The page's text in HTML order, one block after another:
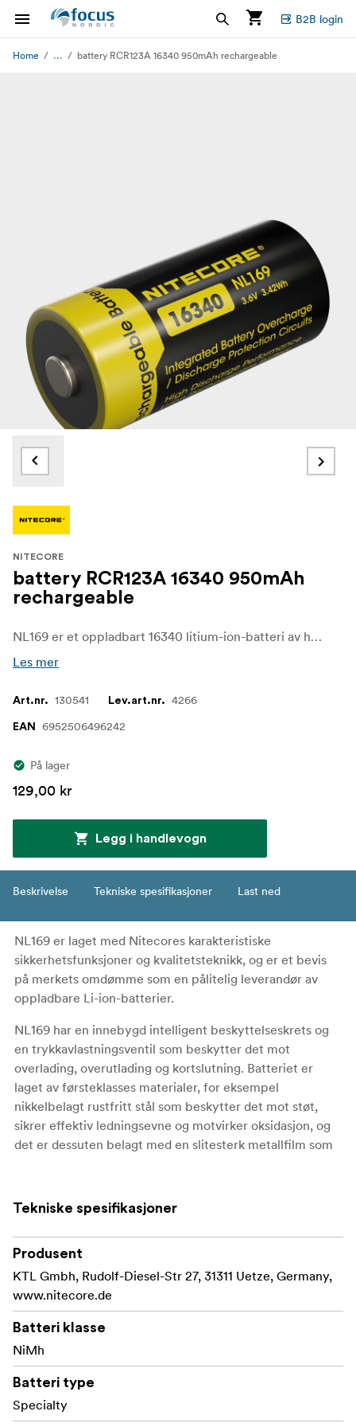
B2B login
Home ... battery RCR123A 16340 950mAh rechargeable
NITECORE
battery RCR123A 16340 950mAh
rechargeable
NL169 er et oppladbart 16340 litium-ion-batteri av høy kvalitet. Det har økt kapasiteten med 46 % til imponerende 950 mAh sammenlignet med forgjengeren NL166.
Les mer
Art.nr. 130541 Lev.art.nr. 4266
EAN 6952506496242
På lager
129,00 kr
Legg i handlevogn
Beskrivelse Tekniske spesifikasjoner Last ned
NL169 er laget med Nitecores karakteristiske
sikkerhetsfunksjoner og kvalitetsteknikk, og er et bevis
på merkets omdømme som en pålitelig leverandør av
oppladbare Li-ion-batterier.
NL169 har en innebygd intelligent beskyttelseskrets og
en trykkavlastningsventil som beskytter det mot
overlading, overutlading og kortslutning. Batteriet er
laget av førsteklasses materialer, for eksempel
nikkelbelagt rustfritt stål som beskytter det mot støt,
sikrer effektiv ledningsevne og motvirker oksidasjon, og
det er dessuten belagt med en slitesterk metallfilm som
kostnadseffektivt, men også til et miljøbevisst valg.
Kapasitet 950 mAh 3,6 V (3,42 Wh)
Diameter: 0,65 ± 0,01 "
Vekt 0,71 oz
Tekniske spesifikasjoner
Produsent
KTL Gmbh, Rudolf-Diesel-Str 27, 31311 Uetze, Germany,
www.nitecore.de
Batteri klasse
NiMh
Batteri type
Specialty